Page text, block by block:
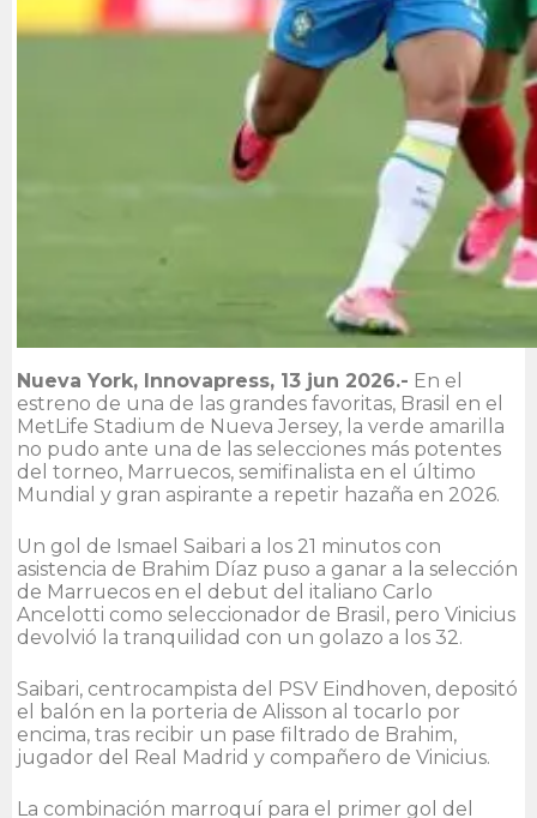
Nueva York, Innovapress, 13 jun 2026.- En el
estreno de una de las grandes favoritas, Brasil en el
MetLife Stadium de Nueva Jersey, la verde amarilla
no pudo ante una de las selecciones más potentes
del torneo, Marruecos, semifinalista en el último
Mundial y gran aspirante a repetir hazaña en 2026.
Un gol de Ismael Saibari a los 21 minutos con
asistencia de Brahim Díaz puso a ganar a la selección
de Marruecos en el debut del italiano Carlo
Ancelotti como seleccionador de Brasil, pero Vinicius
devolvió la tranquilidad con un golazo a los 32.
Saibari, centrocampista del PSV Eindhoven, depositó
el balón en la porteria de Alisson al tocarlo por
encima, tras recibir un pase filtrado de Brahim,
jugador del Real Madrid y compañero de Vinicius.
La combinación marroquí para el primer gol del